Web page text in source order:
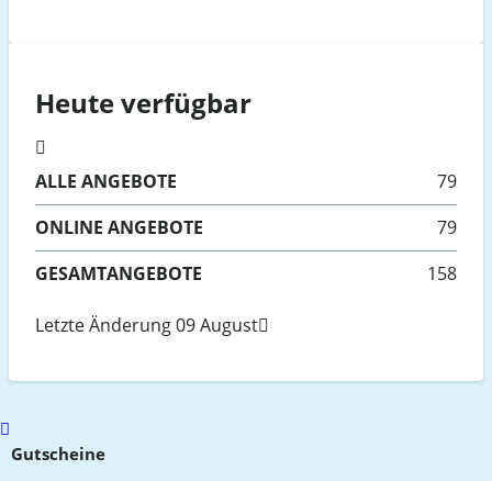
Heute verfügbar
ALLE ANGEBOTE
79
ONLINE ANGEBOTE
79
GESAMTANGEBOTE
158
Letzte Änderung 09 August
Scroll
toGutscheine